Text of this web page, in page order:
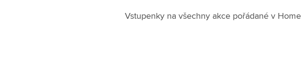
Vstupenky na všechny akce pořádané v